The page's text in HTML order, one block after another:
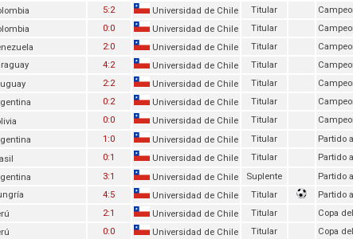
5:2 Universidad de Chile Titular
0:0 Universidad de Chile Titular
2:0 Universidad de Chile Titular
4:2 Universidad de Chile Titular
2:2 Universidad de Chile Titular
0:2 Universidad de Chile Titular
0:0 Universidad de Chile Titular
1:0 Universidad de Chile Titular
Partido
0:1 Universidad de Chile Titular
Partido
3:1 Universidad de Chile Suplente
Partido
4:5 Universidad de Chile Titular
Partido
2:1 Universidad de Chile Titular
Copa
0:0 Universidad de Chile Titular
Copa